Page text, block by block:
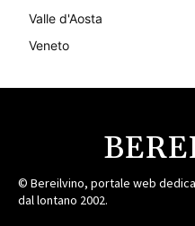
Valle d'Aosta
Veneto
© Bereilvino, portale web
dal lontano 2002.